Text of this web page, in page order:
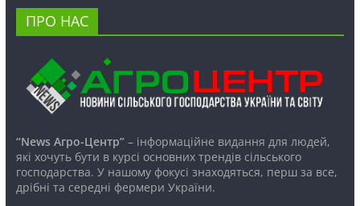
ПРО НАС
“News Агро-Центр”– інформаційне видання для людей,
які хочуть бути в курсі основних трендів сільського
господарства. У нашому фокусі знаходяться, перш за все,
дрібні та середні фермери України.